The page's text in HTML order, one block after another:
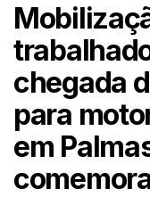
chegada
para
em